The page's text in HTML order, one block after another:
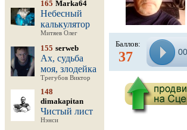
165 Marka64
Небесный
калькулятор
Митяев Олег
155 serweb
Ах, судьба
моя, злодейка
Трегубов Виктор
148
dimakapitan
Чистый лист
Нэнси
Баллов:
37